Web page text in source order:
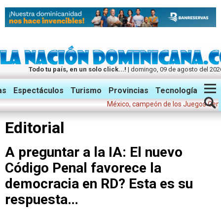
Todo tu país, en un solo click...! | domingo, 09 de agosto del
Twitter Facebook Instagram
Espectáculos Turismo Provincias Tecnología
México, campeón de los Juegos
Editorial
A preguntar a la IA: El nuevo
Código Penal favorece la
democracia en RD? Esta es su
respuesta…